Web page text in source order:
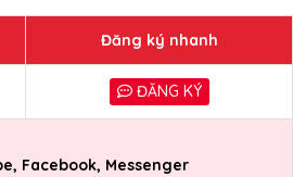
Đăng ký nhanh
ĐĂNG KÝ
Facebook, Messenger